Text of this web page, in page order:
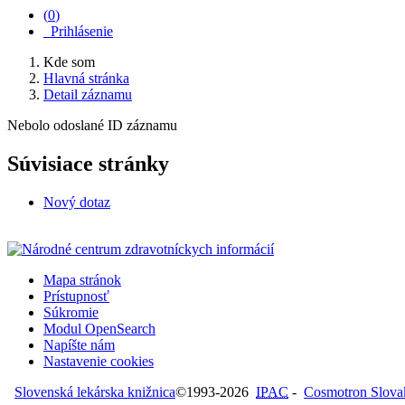
(0)
Prihlásenie
Kde som
Hlavná stránka
Detail záznamu
Nebolo odoslané ID záznamu
Súvisiace stránky
Nový dotaz
Mapa stránok
Prístupnosť
Súkromie
Modul OpenSearch
Napíšte nám
Nastavenie cookies
Slovenská lekárska knižnica©1993-2026 IPAC - Cosmotron